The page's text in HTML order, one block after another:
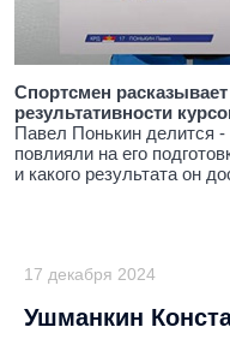
Спортсмен
результативности
Павел Понькин делится -
повлияли на его
и какого результата он
17 декабря 2024
Ушманкин